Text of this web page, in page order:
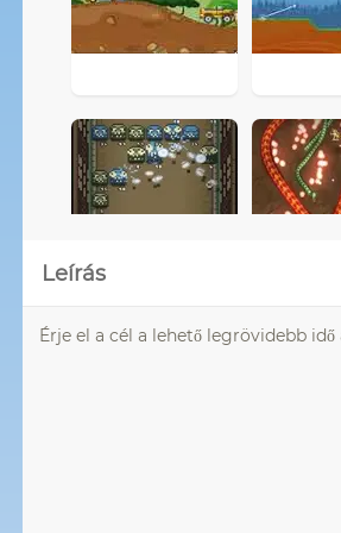
Leírás
Érje el a cél a lehető legrövidebb